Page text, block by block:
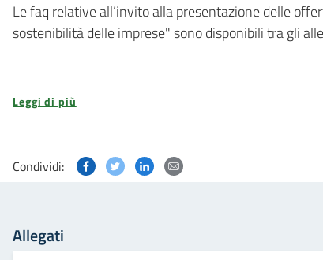
Le faq relative all’invito alla presentazione delle
sostenibilità delle imprese" sono disponibili tra gli
Leggi di più
Condividi: Condividi questa pagina su Facebook
Condividi questa pagina su Twitter
Condividi questa pagina su
Allegati